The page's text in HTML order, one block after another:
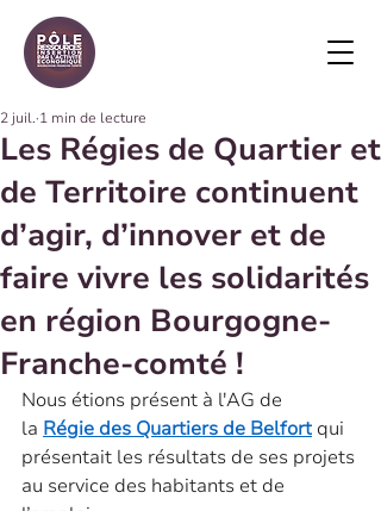
Les Régies de Quartier et
de Territoire continuent
d’agir, d’innover et de
faire vivre les solidarités
en région Bourgogne-
Franche-comté !
2 juil. 1 min de lecture
Nous étions présent à l'AG de
la Régie des Quartiers de Belfort qui
présentait les résultats de ses projets
au service des habitants et de